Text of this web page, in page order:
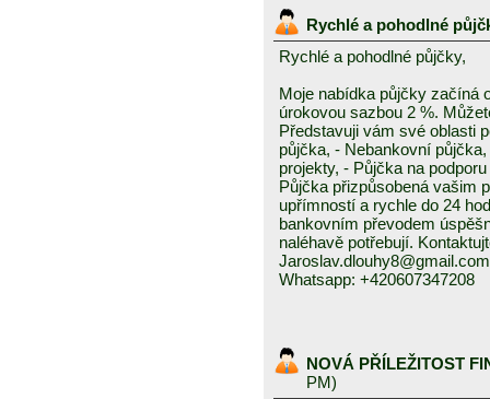
Rychlé a pohodlné
Rychlé a pohodlné půjčky,
Moje nabídka půjčky začíná
úrokovou sazbou 2 %.
Představuji vám své oblasti
půjčka, - Nebankovní
projekty, - Půjčka na
Půjčka přizpůsobená vašim
upřímností a rychle do 24
bankovním převodem
naléhavě potřebují.
Jaroslav.dlouhy8@gmail.com
Whatsapp: +420607347208
NOVÁ PŘÍLEŽITOST
PM)